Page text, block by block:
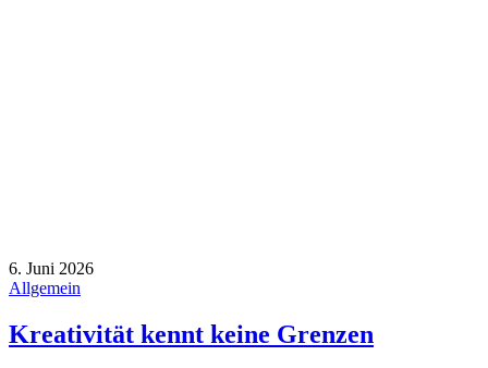
6. Juni 2026
Allgemein
Kreativität kennt keine Grenzen